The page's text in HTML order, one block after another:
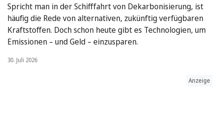
Spricht man in der Schifffahrt von Dekarbonisierung, ist
häufig die Rede von alternativen, zukünftig verfügbaren
Kraftstoffen. Doch schon heute gibt es Technologien, um
Emissionen – und Geld – einzusparen.
30. Juli 2026
Anzeige